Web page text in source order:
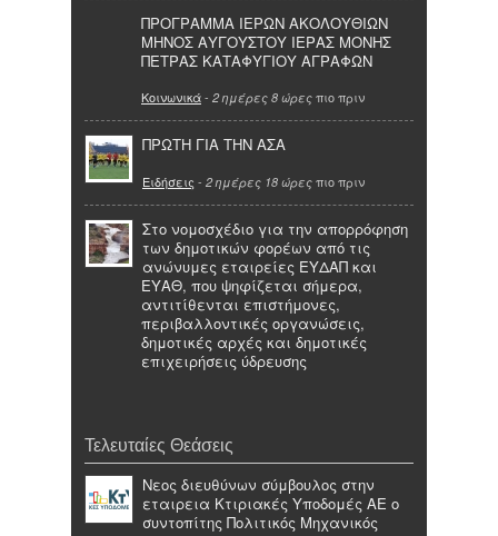
ΠΡΟΓΡΑΜΜΑ ΙΕΡΩΝ ΑΚΟΛΟΥΘΙΩΝ
ΜΗΝΟΣ ΑΥΓΟΥΣΤΟΥ ΙΕΡΑΣ ΜΟΝΗΣ
ΠΕΤΡΑΣ ΚΑΤΑΦΥΓΙΟΥ ΑΓΡΑΦΩΝ
Κοινωνικά- 2 ημέρες 8 ώρες πιο πριν
ΠΡΩΤΗ ΓΙΑ ΤΗΝ ΑΣΑ
Ειδήσεις - 2 ημέρες 18 ώρες πιο πριν
Στο νομοσχέδιο για την απορρόφηση
των δημοτικών φορέων από τις
ανώνυμες εταιρείες ΕΥΔΑΠ και
ΕΥΑΘ, που ψηφίζεται σήμερα,
αντιτίθενται επιστήμονες,
περιβαλλοντικές οργανώσεις,
δημοτικές αρχές και δημοτικές
επιχειρήσεις ύδρευσης
Τελευταίες Θεάσεις
Nεος διευθύνων σύμβουλος στην
εταιρεια Κτιριακές Υποδομές ΑΕ ο
συντοπίτης Πολιτικός Μηχανικός